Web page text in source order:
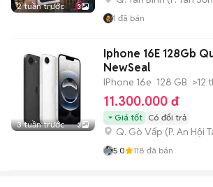
2 tuần trước 3
1 đã bán
3 tuần trước 3
Iphone 16E 128Gb
NewSeal
IPhone 16e 128 GB >12
11.300.000 đ
Giá tốt Có đổi trả
Q. Gò Vấp (P. An Hội
5.0 118 đã bán